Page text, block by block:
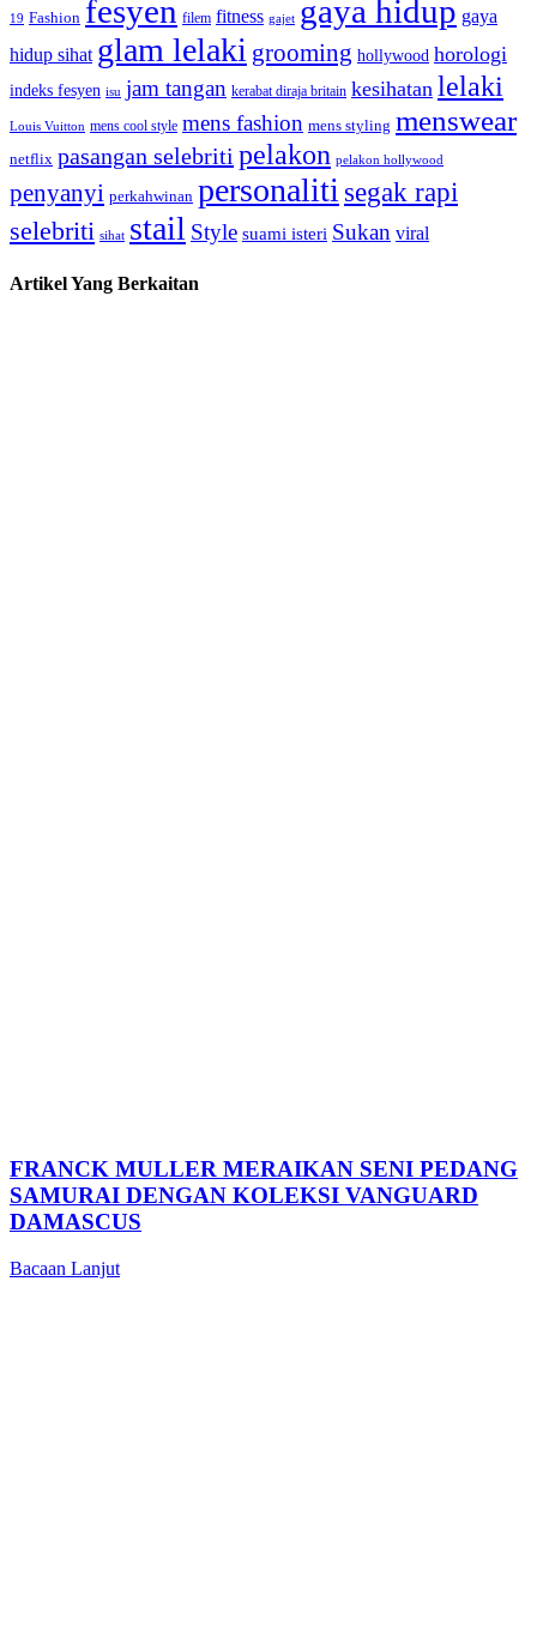
19 Fashion fesyen filem fitness gajet gaya hidup gaya
hidup sihat glam lelaki grooming hollywood horologi
indeks fesyen isu jam tangan kerabat diraja britain kesihatan lelaki
Louis Vuitton mens cool style mens fashion mens styling menswear
netflix pasangan selebriti pelakon pelakon hollywood
penyanyi perkahwinan personaliti segak rapi
selebriti sihat stail Style suami isteri Sukan viral
Artikel Yang Berkaitan
FRANCK MULLER MERAIKAN SENI PEDANG
SAMURAI DENGAN KOLEKSI VANGUARD
DAMASCUS
Bacaan Lanjut